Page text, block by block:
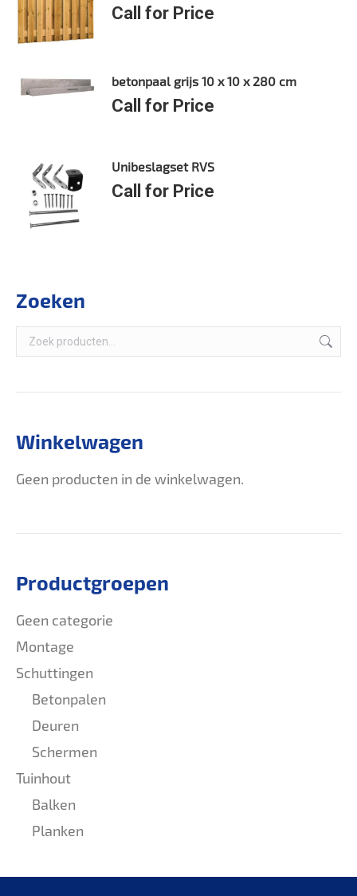
Call for Price
betonpaal grijs 10 x 10 x 280 cm
Call for Price
Unibeslagset RVS
Call for Price
Zoeken
Winkelwagen
Geen producten in de winkelwagen.
Productgroepen
Geen categorie
Montage
Schuttingen
Betonpalen
Deuren
Schermen
Tuinhout
Balken
Planken